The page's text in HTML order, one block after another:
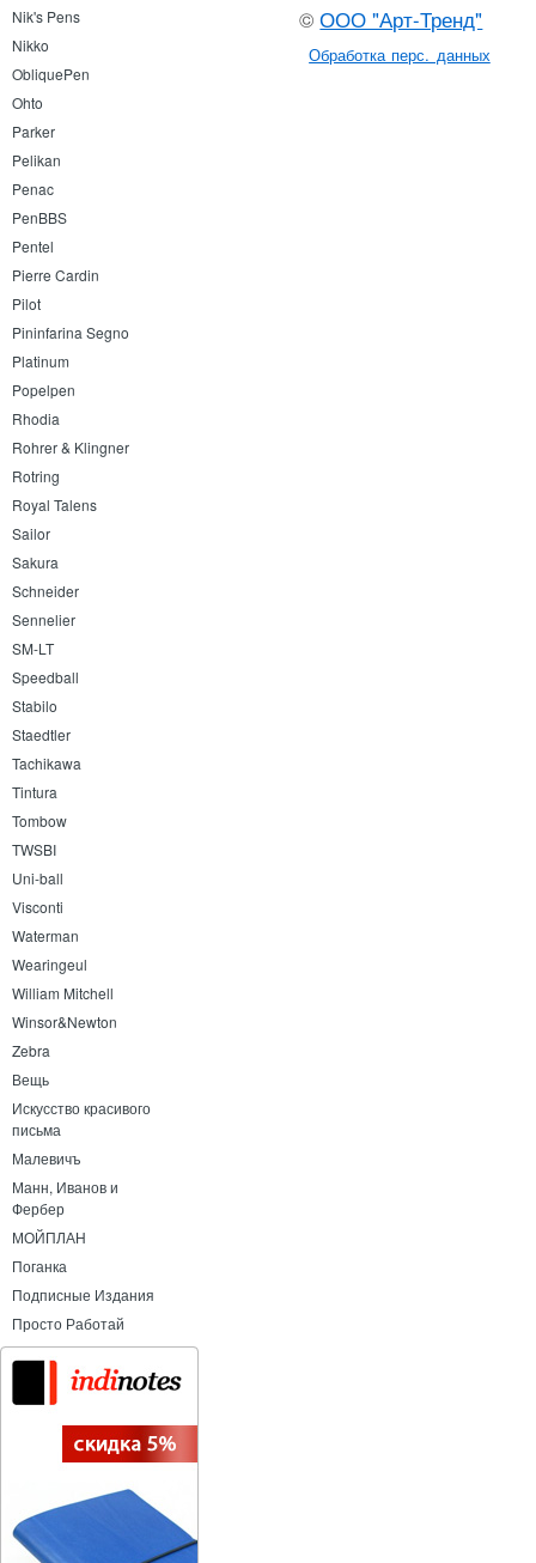
Nik's Pens
Nikko
ObliquePen
Ohto
Parker
Pelikan
Penac
PenBBS
Pentel
Pierre Cardin
Pilot
Pininfarina Segno
Platinum
Popelpen
Rhodia
Rohrer & Klingner
Rotring
Royal Talens
Sailor
Sakura
Schneider
Sennelier
SM-LT
Speedball
Stabilo
Staedtler
Tachikawa
Tintura
Tombow
TWSBI
Uni-ball
Visconti
Waterman
Wearingeul
William Mitchell
Winsor&Newton
Zebra
Вещь
Искусство красивого
письма
Малевичъ
Манн, Иванов и
Фербер
МОЙПЛАН
Поганка
Подписные Издания
Просто Работай
©ООО "Арт-Тренд"
Обработка перс. данных